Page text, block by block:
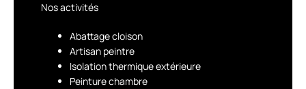
Nos activités
Abattage cloison
Artisan peintre
Isolation thermique extérieure
Peinture chambre